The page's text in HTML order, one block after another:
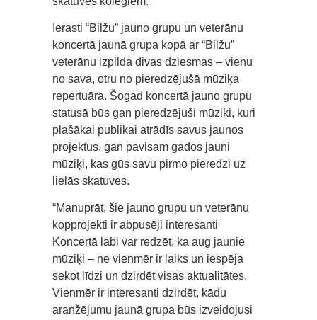
Ierasti “Bilžu” jauno grupu un veterānu
koncertā jaunā grupa kopā ar “Bilžu”
veterānu izpilda divas dziesmas – vienu
no sava, otru no pieredzējušā mūziķa
repertuāra. Šogad koncertā jauno grupu
statusā būs gan pieredzējuši mūziķi, kuri
plašākai publikai atrādīs savus jaunos
projektus, gan pavisam gados jauni
mūziķi, kas gūs savu pirmo pieredzi uz
lielās skatuves.
“Manuprāt, šie jauno grupu un veterānu
kopprojekti ir abpusēji interesanti
Koncertā labi var redzēt, ka aug jaunie
mūziķi – ne vienmēr ir laiks un iespēja
sekot līdzi un dzirdēt visas aktualitātes.
Vienmēr ir interesanti dzirdēt, kādu
aranžējumu jaunā grupa būs izveidojusi